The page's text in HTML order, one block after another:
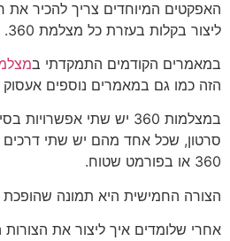
האפקטים המיוחדים צריך להכיר
ליצור בקלות בעזרת כל מצלמת 360.
במאמרים הקודמים התמקדתי ב
הזה כמו גם במאמרים נוספים אעסוק
במצלמות 360 יש שתי
סרטון, שכל אחד מהם יש שתי
360 או בפורמט שטוח.
הצורה החמישית היא תמונה
אחרי שלומדים איך ליצור את